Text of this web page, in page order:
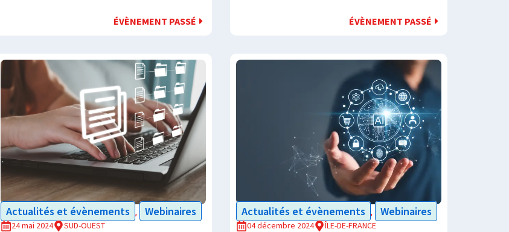
ÉVÈNEMENT PASSÉ ÉVÈNEMENT PASSÉ
Actualités et évènements , Webinaires
24 mai 2024 SUD-OUEST
Actualités et évènements , Webinaires
04 décembre 2024 ÎLE-DE-FRANCE